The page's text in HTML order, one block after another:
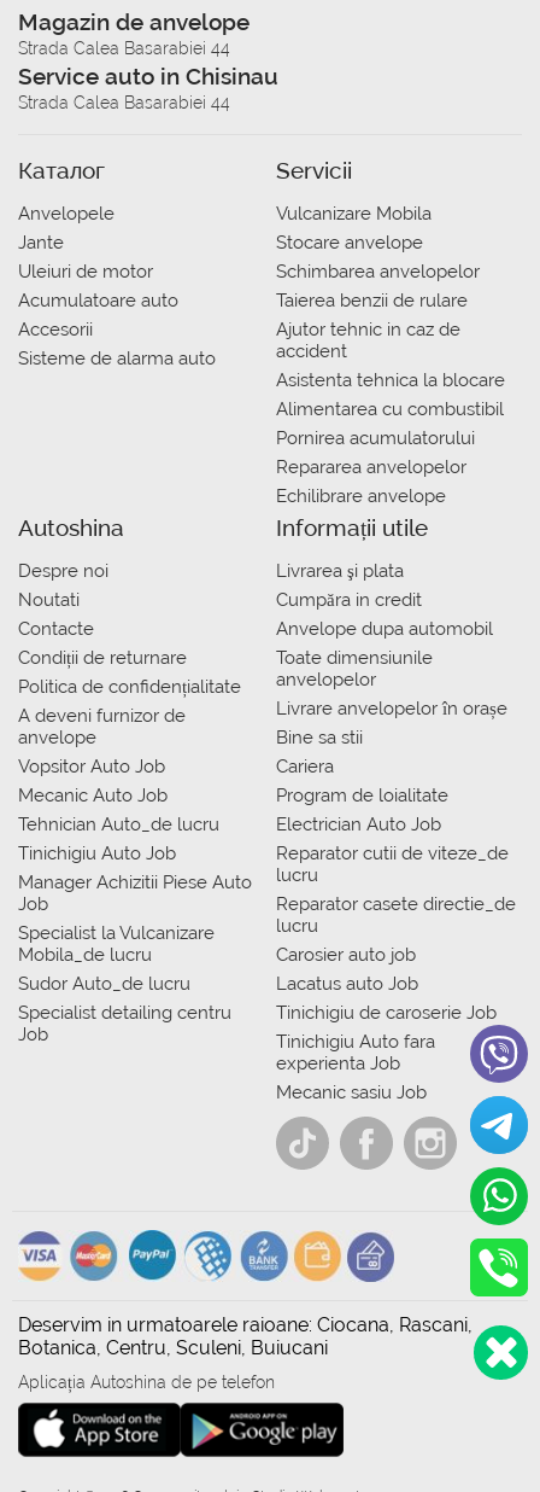
Magazin de anvelope
Strada Calea Basarabiei 44
Service auto in Chisinau
Strada Calea Basarabiei 44
Каталог
Anvelopele
Jante
Uleiuri de motor
Acumulatoare auto
Accesorii
Sisteme de alarma auto
Servicii
Vulcanizare Mobila
Stocare anvelope
Schimbarea anvelopelor
Taierea benzii de rulare
Ajutor tehnic in caz de
accident
Asistenta tehnica la blocare
Alimentarea cu combustibil
Pornirea acumulatorului
Repararea anvelopelor
Echilibrare anvelope
Autoshina
Despre noi
Noutati
Contacte
Condiții de returnare
Politica de confidențialitate
A deveni furnizor de
anvelope
Vopsitor Auto Job
Mecanic Auto Job
Tehnician Auto_de lucru
Tinichigiu Auto Job
Manager Achizitii Piese Auto
Job
Specialist la Vulcanizare
Mobila_de lucru
Sudor Auto_de lucru
Specialist detailing centru
Job
Informații utile
Livrarea şi plata
Сumpăra in credit
Anvelope dupa automobil
Toate dimensiunile
anvelopelor
Livrare anvelopelor în orașe
Bine sa stii
Cariera
Program de loialitate
Electrician Auto Job
Reparator cutii de viteze_de
lucru
Reparator casete directie_de
lucru
Carosier auto job
Lacatus auto Job
Tinichigiu de caroserie Job
Tinichigiu Auto fara
experienta Job
Mecanic sasiu Job
Deservim in urmatoarele raioane: Ciocana, Rascani,
Botanica, Centru, Sculeni, Buiucani
Aplicația Autoshina de pe telefon